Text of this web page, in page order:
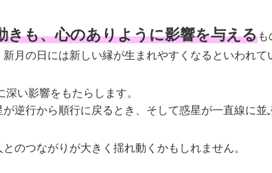
きも、心のありように影響を与える
月の日には新しい縁が生まれやすくなるといわれて
い影響をもたらします。
逆行から順行に戻るとき、そして惑星が一直線に並
のつながりが大きく揺れ動くかもしれません。